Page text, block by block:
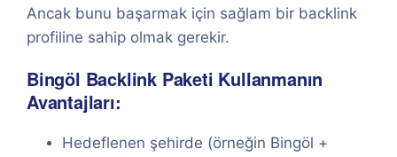
Ancak bunu başarmak için sağlam bir backlink
profiline sahip olmak gerekir.
Bingöl Backlink Paketi Kullanmanın
Avantajları:
Hedeflenen şehirde (örneğin Bingöl +